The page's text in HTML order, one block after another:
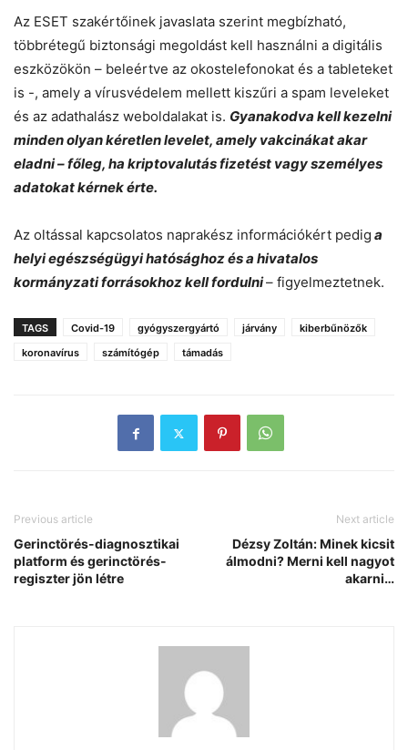
Az ESET szakértőinek javaslata szerint megbízható,
többrétegű biztonsági megoldást kell használni a digitális
eszközökön – beleértve az okostelefonokat és a tableteket
is -, amely a vírusvédelem mellett kiszűri a spam leveleket
és az adathalász weboldalakat is. Gyanakodva kell kezelni
minden olyan kéretlen levelet, amely vakcinákat akar
eladni – főleg, ha kriptovalutás fizetést vagy személyes
adatokat kérnek érte.
Az oltással kapcsolatos naprakész információkért pedig a
helyi egészségügyi hatósághoz és a hivatalos
kormányzati forrásokhoz kell fordulni– figyelmeztetnek.
TAGS Covid-19 gyógyszergyártó járvány
kiberbűnözők
koronavírus
számítógép támadás
Previous article
Gerinctörés-diagnosztikai
platform és gerinctörés-
regiszter jön létre
Next article
Dézsy Zoltán: Minek kicsit
álmodni? Merni kell nagyot
akarni…